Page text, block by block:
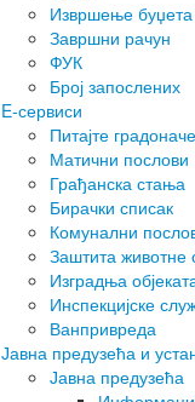
Извршење буџета
Завршни рачун
ФУК
Број запослених
E-сервиси
Питајте
Матични послови
Грађанска стања
Бирачки списак
Комунални
Заштита животне
Изградња
Инспекцијске
Ванпривреда
Јавна предузећа и
Јавна предузећа